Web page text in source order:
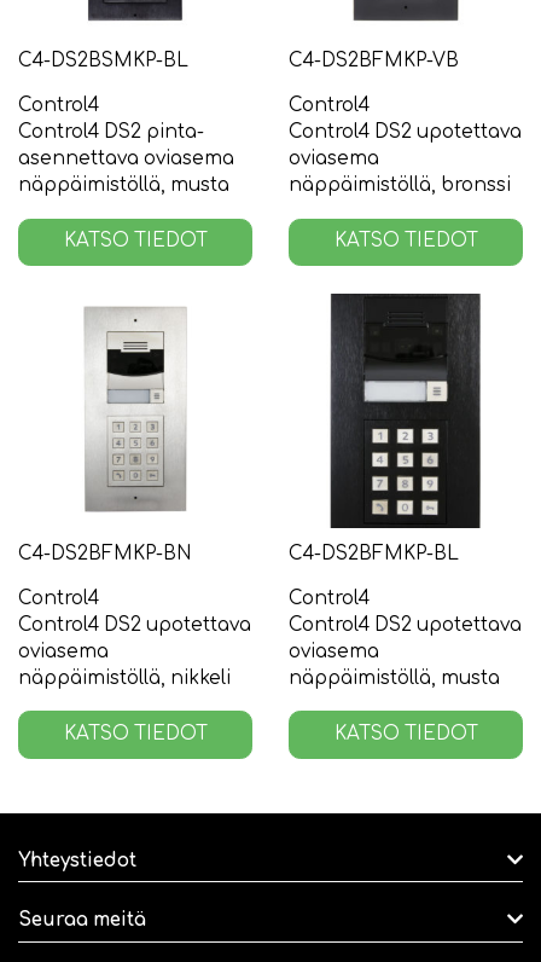
C4-DS2BSMKP-BL
Control4
Control4 DS2 pinta-
asennettava oviasema
näppäimistöllä, musta
KATSO TIEDOT
C4-DS2BFMKP-VB
Control4
Control4 DS2 upotettava
oviasema
näppäimistöllä, bronssi
KATSO TIEDOT
C4-DS2BFMKP-BN
Control4
Control4 DS2 upotettava
oviasema
näppäimistöllä, nikkeli
KATSO TIEDOT
C4-DS2BFMKP-BL
Control4
Control4 DS2 upotettava
oviasema
näppäimistöllä, musta
KATSO TIEDOT
Yhteystiedot
Seuraa meitä